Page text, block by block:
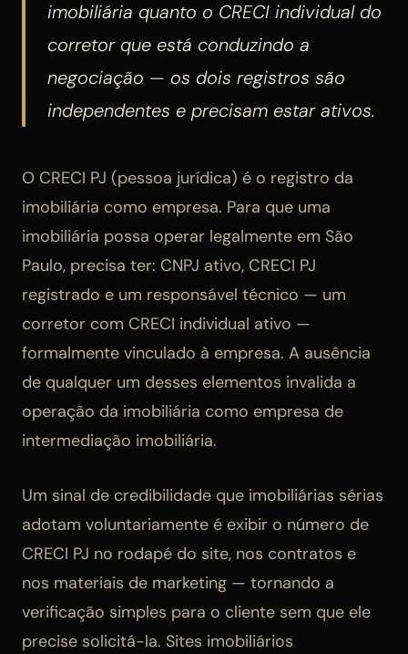
imobiliária quanto o CRECI individual do
corretor que está conduzindo a
negociação — os dois registros são
independentes e precisam estar ativos.
O CRECI PJ (pessoa jurídica) é o registro da
imobiliária como empresa. Para que uma
imobiliária possa operar legalmente em São
Paulo, precisa ter: CNPJ ativo, CRECI PJ
registrado e um responsável técnico — um
corretor com CRECI individual ativo —
formalmente vinculado à empresa. A ausência
de qualquer um desses elementos invalida a
operação da imobiliária como empresa de
intermediação imobiliária.
Um sinal de credibilidade que imobiliárias sérias
adotam voluntariamente é exibir o número de
CRECI PJ no rodapé do site, nos contratos e
nos materiais de marketing — tornando a
verificação simples para o cliente sem que ele
precise solicitá-la. Sites imobiliários